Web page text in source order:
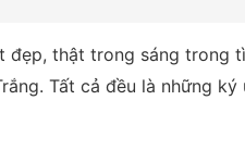
đẹp, thật trong sáng trong
Tất cả đều là những